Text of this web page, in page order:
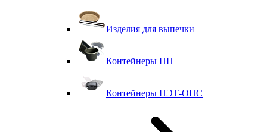
Изделия для выпечки
Контейнеры ПП
Контейнеры ПЭТ-ОПС